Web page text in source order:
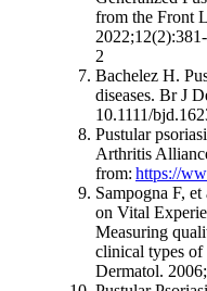
from the Front
2
Bachelez H.
diseases. Br J
10.1111/
Pustular
Arthritis
from: https://
Sampogna F,
on Vital
Measuring
clinical types of
Dermatol.